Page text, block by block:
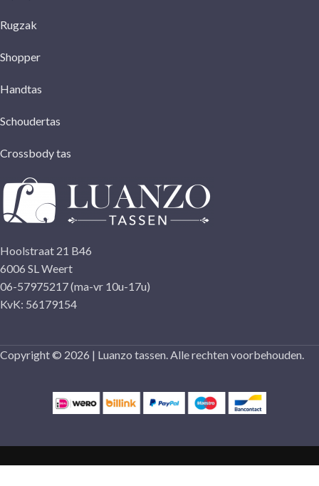
Rugzak
Shopper
Handtas
Schoudertas
Crossbody tas
Hoolstraat 21 B46
6006 SL Weert
06-57975217 (ma-vr 10u-17u)
KvK: 56179154
Copyright © 2026 | Luanzo tassen. Alle rechten voorbehouden.